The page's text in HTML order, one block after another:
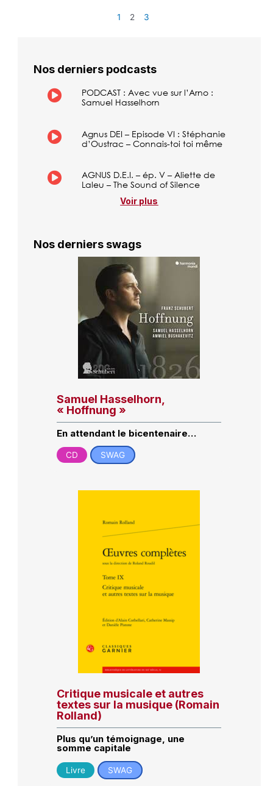
1 2 3
Nos derniers podcasts
PODCAST : Avec vue sur l’Arno :
Samuel Hasselhorn
Agnus DEI – Episode VI : Stéphanie
d’Oustrac – Connais-toi toi même
AGNUS D.E.I. – ép. V – Aliette de
Laleu – The Sound of Silence
Voir plus
Nos derniers swags
Samuel Hasselhorn,
« Hoffnung »
En attendant le bicentenaire…
CD SWAG
Critique musicale et autres
textes sur la musique (Romain
Rolland)
Plus qu’un témoignage, une
somme capitale
Livre SWAG